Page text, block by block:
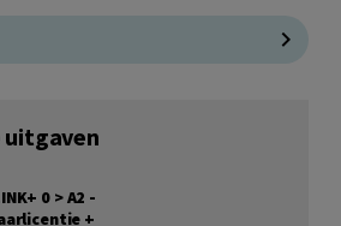
uitgaven
0 > A2 -
+